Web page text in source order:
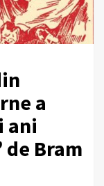
a
ani
Bram